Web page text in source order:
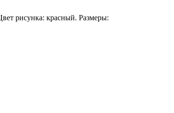
рисунка: красный. Размеры: